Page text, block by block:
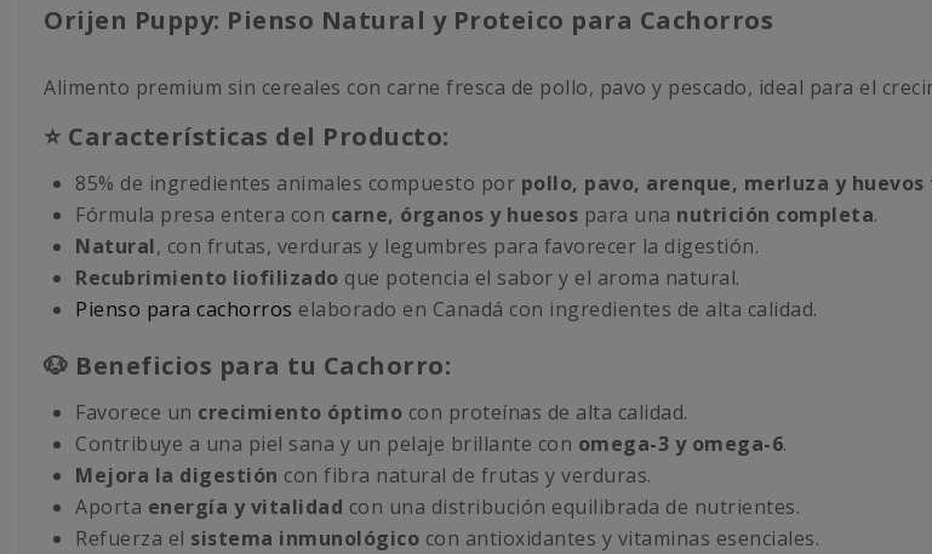
Orijen Puppy: Pienso Natural y Proteico para Cachorros
Alimento premium sin cereales con carne fresca de pollo, pavo y pescado, ideal para el
⭐ Características del Producto:
85% de ingredientes animales compuesto por pollo, pavo, arenque, merluza y huevos
Fórmula presa entera con carne, órganos y huesos para una nutrición completa.
Natural, con frutas, verduras y legumbres para favorecer la digestión.
Recubrimiento liofilizado que potencia el sabor y el aroma natural.
Pienso para cachorros elaborado en Canadá con ingredientes de alta calidad.
🐶 Beneficios para tu Cachorro:
Favorece un crecimiento óptimo con proteínas de alta calidad.
Contribuye a una piel sana y un pelaje brillante con omega-3 y omega-6.
Mejora la digestión con fibra natural de frutas y verduras.
Aporta energía y vitalidad con una distribución equilibrada de nutrientes.
Refuerza el sistema inmunológico con antioxidantes y vitaminas esenciales.